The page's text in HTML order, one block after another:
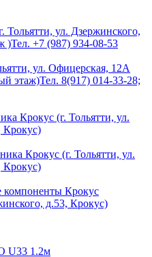
Тольятти, ул. Дзержинского,
)Тел. +7 (987) 934-08-53
ул. Офицерская, 12А
этаж)Тел. 8(917) 014-33-28;
Крокус (г. Тольятти, ул.
Крокус)
Крокус (г. Тольятти, ул.
Крокус)
компоненты Крокус
д.53, Крокус)